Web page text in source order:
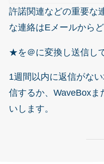
許諾関連などの重要な
な連絡はEメールからど
★を＠に変換し送信し
1週間以内に返信がな
信するか、WaveBox
いします。